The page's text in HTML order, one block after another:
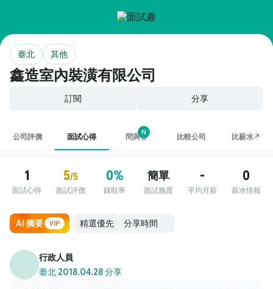
鑫造室內裝潢有限公司
臺北 其他
訂閱 分享
公司評價 面試心得 問與答
N
比較公司 比薪水↗
1
面試心得
5/5
面試評價
0%
錄取率
簡單
面試難度
-
平均月薪
0
薪水情報
AI 摘要 VIP
行政人員
臺北·2018.04.28 分享